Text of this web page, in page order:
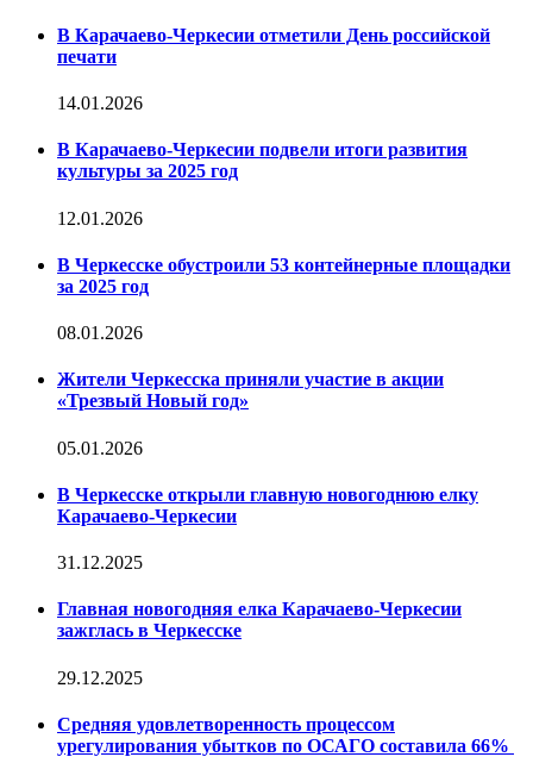
В Карачаево-Черкесии отметили День российской
печати
14.01.2026
В Карачаево-Черкесии подвели итоги развития
культуры за 2025 год
12.01.2026
В Черкесске обустроили 53 контейнерные площадки
за 2025 год
08.01.2026
Жители Черкесска приняли участие в акции
«Трезвый Новый год»
05.01.2026
В Черкесске открыли главную новогоднюю елку
Карачаево-Черкесии
31.12.2025
Главная новогодняя елка Карачаево-Черкесии
зажглась в Черкесске
29.12.2025
Средняя удовлетворенность процессом
урегулирования убытков по ОСАГО составила 66%